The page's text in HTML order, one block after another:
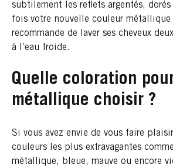
subtilement les reflets argentés,
fois votre nouvelle couleur métallique
recommande de laver ses cheveux
à l’eau froide.
Quelle coloration
métallique choisir ?
Si vous avez envie de vous faire
couleurs les plus extravagantes
métallique, bleue, mauve ou encore